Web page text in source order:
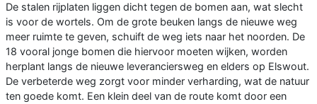
De stalen rijplaten liggen dicht tegen de bomen aan, wat slecht
is voor de wortels. Om de grote beuken langs de nieuwe weg
meer ruimte te geven, schuift de weg iets naar het noorden. De
18 vooral jonge bomen die hiervoor moeten wijken, worden
herplant langs de nieuwe leveranciersweg en elders op Elswout.
De verbeterde weg zorgt voor minder verharding, wat de natuur
ten goede komt. Een klein deel van de route komt door een